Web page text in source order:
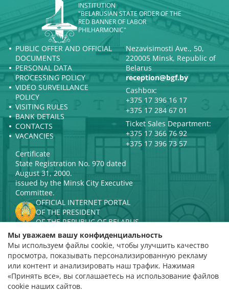
INSTITUTION
"BELARUSIAN STATE ORDER OF THE
RED BANNER OF LABOR
PHILHARMONIC"
PUBLIC OFFER AND OFFICIAL
DOCUMENTS
PERSONAL DATA
PROCESSING POLICY
VIDEO SURVEILLANCE
POLICY
VISITING RULES
BANK DETAILS
CONTACTS
VACANCIES
Nezavisimosti Ave., 50,
220005 Minsk, Republic of
Belarus
reception@bgf.by
Cashbox:
+375 17 396 16 17
+375 17 284 67 01
Ticket Sales Department:
+375 17 366 76 92
+375 17 396 73 57
Certificate
State Registration No. 970 dated
August 31, 2000.
issued by the Minsk City Executive
Committee.
OFFICIAL INTERNET PORTAL
OF THE PRESIDENT
OF THE REPUBLIC OF BELARUS
MINISTRY OF CULTURE OF THE
REPUBLIC OF BELARUS
PORTAL
RATING ASSESSMENT
Rating 4.9
based on 112 reviews
Мы уважаем вашу конфиденциальность
Мы используем файлы cookie, чтобы улучшить качество
просмотра, показывать персонализированную рекламу
или контент и анализировать наш трафик. Нажимая
«Принять все», вы соглашаетесь на использование файлов
cookie наших сайтов.